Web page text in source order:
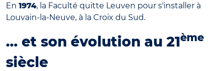
En 1974, la Faculté quitte Leuven pour s'installer à
Louvain-la-Neuve, à la Croix du Sud.
... et son évolution au 21ème
siècle